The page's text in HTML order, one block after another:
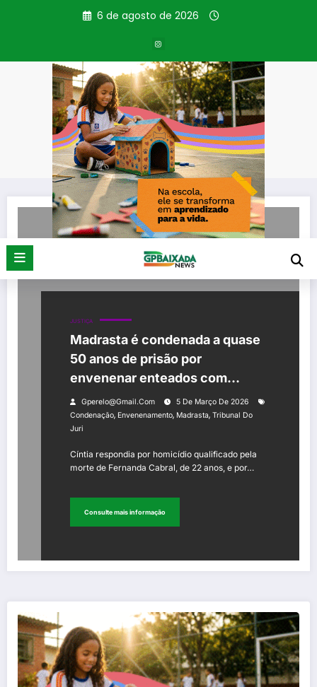
6 de agosto de 2026
Tag: Envenenamento
Página inicial Envenenamento
JUSTIÇA
Madrasta é condenada a quase
50 anos de prisão por
envenenar enteados com
“chumbinho” no Rio
Gperelo@gmail.com
5 De Março De 2026
Condenação, Envenenamento, Madrasta, Tribunal Do
Juri
Cíntia respondia por homicídio qualificado pela
morte de Fernanda Cabral, de 22 anos, e por…
Consulte mais informação